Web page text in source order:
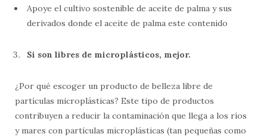
Apoye el cultivo sostenible de aceite de palma y sus
derivados donde el aceite de palma este contenido
Si son libres de microplásticos, mejor.
¿Por qué escoger un producto de belleza libre de
partículas microplásticas? Este tipo de productos
contribuyen a reducir la contaminación que llega a los ríos
y mares con partículas microplásticas (tan pequeñas como